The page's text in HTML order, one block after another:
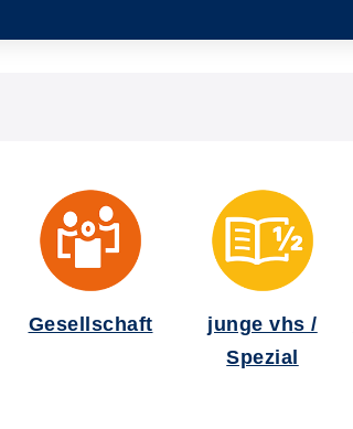
Gesellschaft
junge vhs /
Spezial